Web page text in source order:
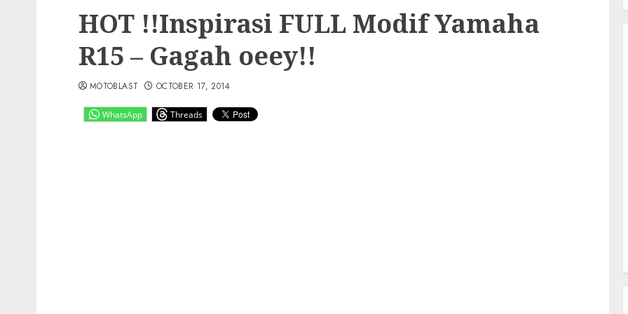
HOT !!Inspirasi FULL Modif Yamaha
R15 – Gagah oeey!!
WhatsApp Threads
MOTOBLAST OCTOBER 17, 2014